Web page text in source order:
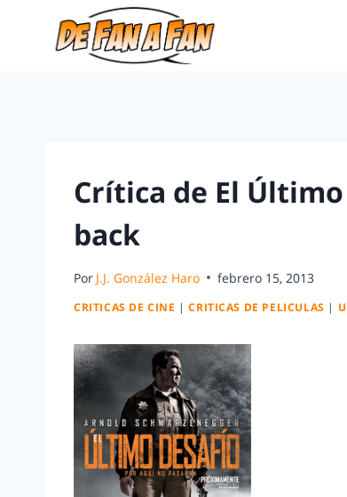
Crítica de El Último
back
Por J.J. González Haro febrero 15, 2013
CRITICAS DE CINE |CRITICAS DE PELICULAS |